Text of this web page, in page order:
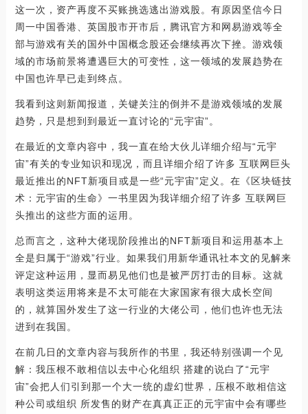
这一次，资产再度不买账挑选逃出游戏股。有原因坚信今日
周一中国香港、英国股市开市后，腾讯官方和网易游戏等全
部与游戏有关的国外中国概念股还会继续再次下挫。游戏领
域的市场前景将遭遇巨大的可变性，这一领域的发展趋势在
中国也许早已走到终点。
我看到这则新闻报道，关键关注的倒并不是游戏领域的发展
趋势，只是想到到最近一直讨论的“元宇宙”。
在最近的文章内容中，我一直在给大伙儿详细介绍与“元宇
宙”有关的专业知识和现况，而且详细介绍了许多 互联网巨头
最近推出的NFT新项目或是一些“元宇宙”定义。在《区块链技
术：元宇宙的生命》一书里因为我详细介绍了许多 互联网巨
头推出的这些方面的运用。
总而言之，这种大佬现阶段推出的NFT新项目和运用基本上
全是归属于“游戏”行业。如果我们用新华通讯社本文的见解来
评定这种运用，显而易见他们也是被严厉打击的目标。这就
表明这类运用将来是不太可能在大家国家有很大成长空间
的，就算国外发生了这一行业的大佬公司，他们也许也无法
进到在我国。
在前几日的文章内容与我所作的书里，我还特别强调一个见
解：我压根不敢相信以去中心化组织 搭建的说白了“元宇
宙”会把人们引到那一个大一统的虚幻世界，压根不敢相信这
种公司或组织 所发售的财产在真真正正的元宇宙中会有哪些